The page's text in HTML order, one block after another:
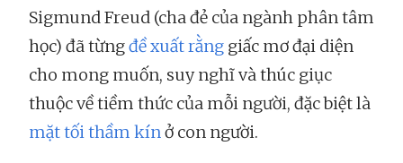
Sigmund Freud (cha đẻ của ngành phân tâm
học) đã từngđề xuất rằng giấc mơ đại diện
cho mong muốn, suy nghĩ và thúc giục
thuộc về tiềm thức của mỗi người, đặc biệt là
mặt tối thầm kínở con người.